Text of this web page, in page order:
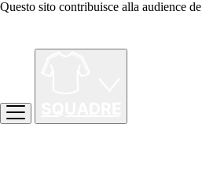
Questo sito contribuisce alla audience de